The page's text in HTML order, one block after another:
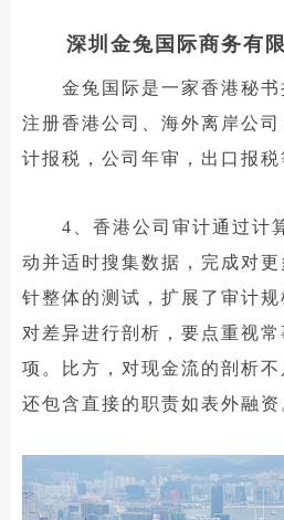
深圳金兔国际商务有限
金兔国际是一家香港秘书
注册香港公司、海外离岸公
计报税，公司年审，出口报税
4、香港公司审计通过计算
动并适时搜集数据，完成对
针整体的测试，扩展了审计
对差异进行剖析，要点重视
项。比方，对现金流的剖析不
还包含直接的职责如表外融资